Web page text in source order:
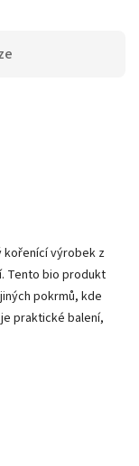
výrobek z
Tento bio produkt
pokrmů, kde
praktické balení,